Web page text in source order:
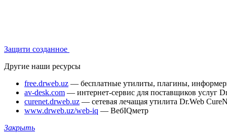
Защити созданное
Другие наши ресурсы
free.drweb.uz — бесплатные утилиты, плагины,
av-desk.com — интернет-сервис для поставщиков услуг
curenet.drweb.uz — сетевая лечащая утилита Dr.Web
www.drweb.uz/web-iq — ВебIQметр
Закрыть